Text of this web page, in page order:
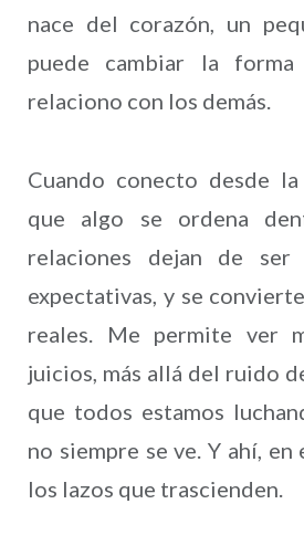
nace del corazón, un
puede cambiar la
relaciono con los demás.
Cuando conecto desde
que algo se ordena
relaciones dejan de ser
expectativas, y se
reales. Me permite ver
juicios, más allá del ruido
que todos estamos
no siempre se ve. Y ahí, en
los lazos que trascienden.